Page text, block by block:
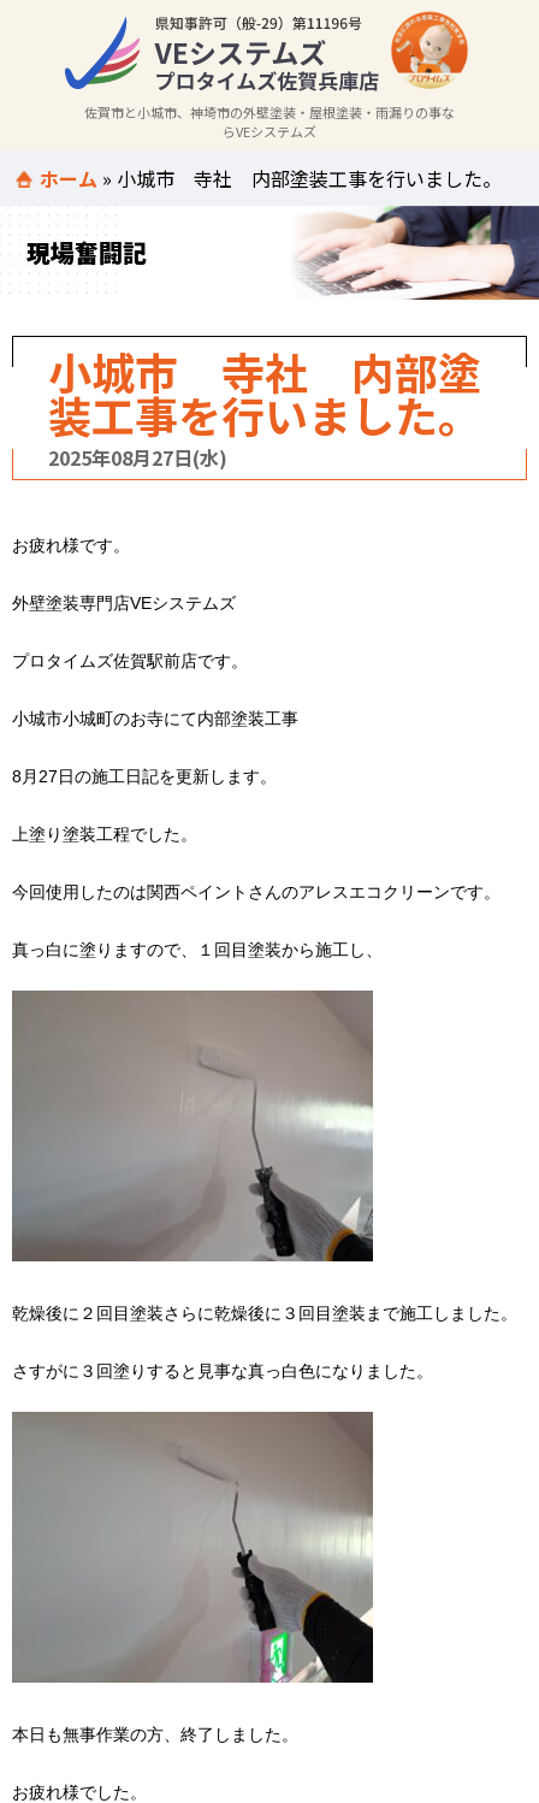
佐賀市と小城市、神埼市の外壁塗装・屋根塗装・雨漏りの事な
らVEシステムズ
ホーム » 小城市 寺社 内部塗装工事を行いました。
現場奮闘記
小城市 寺社 内部塗
装工事を行いました。
2025年08月27日(水)
お疲れ様です。
外壁塗装専門店VEシステムズ
プロタイムズ佐賀駅前店です。
小城市小城町のお寺にて内部塗装工事
8月27日の施工日記を更新します。
上塗り塗装工程でした。
今回使用したのは関西ペイントさんのアレスエコクリーンです。
真っ白に塗りますので、１回目塗装から施工し、
乾燥後に２回目塗装さらに乾燥後に３回目塗装まで施工しました。
さすがに３回塗りすると見事な真っ白色になりました。
本日も無事作業の方、終了しました。
お疲れ様でした。